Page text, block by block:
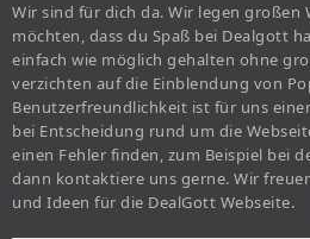
Wir sind für dich da. Wir legen großen
möchten, dass du Spaß bei Dealgott
einfach wie möglich gehalten ohne
verzichten auf die Einblendung von
Benutzerfreundlichkeit ist für uns
bei Entscheidung rund um die
einen Fehler finden, zum Beispiel bei
dann kontaktiere uns gerne. Wir
und Ideen für die DealGott Webseite.